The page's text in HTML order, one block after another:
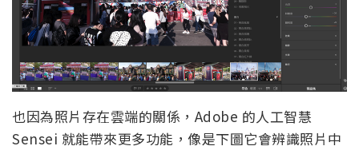
也因為照片存在雲端的關係，Adobe 的人工智慧
Sensei 就能帶來更多功能，像是下圖它會辨識照片中